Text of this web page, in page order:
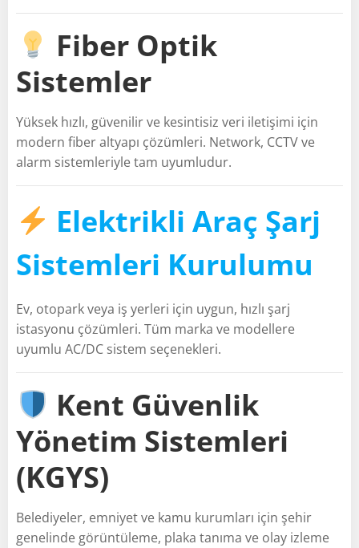
Fiber Optik
Sistemler
Yüksek hızlı, güvenilir ve kesintisiz veri iletişimi için
modern fiber altyapı çözümleri. Network, CCTV ve
alarm sistemleriyle tam uyumludur.
Elektrikli Araç Şarj
Sistemleri Kurulumu
Ev, otopark veya iş yerleri için uygun, hızlı şarj
istasyonu çözümleri. Tüm marka ve modellere
uyumlu AC/DC sistem seçenekleri.
Kent Güvenlik
Yönetim Sistemleri
(KGYS)
Belediyeler, emniyet ve kamu kurumları için şehir
genelinde görüntüleme, plaka tanıma ve olay izleme